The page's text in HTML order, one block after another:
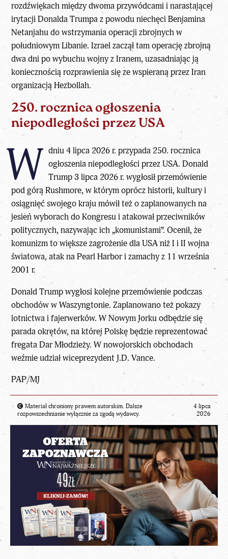
rozdźwiękach między dwoma przywódcami i narastającej
irytacji Donalda Trumpa z powodu niechęci Benjamina
Netanjahu do wstrzymania operacji zbrojnych w
południowym Libanie. Izrael zaczął tam operację zbrojną
dwa dni po wybuchu wojny z Iranem, uzasadniając ją
koniecznością rozprawienia się ze wspieraną przez Iran
organizacją Hezbollah.
250. rocznica ogłoszenia
niepodległości przez USA
W dniu 4 lipca 2026 r. przypada 250. rocznica
ogłoszenia niepodległości przez USA. Donald
Trump 3 lipca 2026 r. wygłosił przemówienie
pod górą Rushmore, w którym oprócz historii, kultury i
osiągnięć swojego kraju mówił też o zaplanowanych na
jesień wyborach do Kongresu i atakował przeciwników
politycznych, nazywając ich „komunistami”. Ocenił, że
komunizm to większe zagrożenie dla USA niż I i II wojna
światowa, atak na Pearl Harbor i zamachy z 11 września
2001 r.
Donald Trump wygłosi kolejne przemówienie podczas
obchodów w Waszyngtonie. Zaplanowano też pokazy
lotnictwa i fajerwerków. W Nowym Jorku odbędzie się
parada okrętów, na której Polskę będzie reprezentować
fregata Dar Młodzieży. W nowojorskich obchodach
weźmie udział wiceprezydent J.D. Vance.
PAP/MJ
Materiał chroniony prawem autorskim. Dalsze
rozpowszechnianie wyłącznie za zgodą wydawcy.
4 lipca
2026